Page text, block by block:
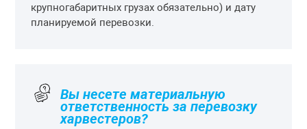
крупногабаритных грузах обязательно) и дату
планируемой перевозки.
Вы несете материальную
ответственность за перевозку
харвестеров?